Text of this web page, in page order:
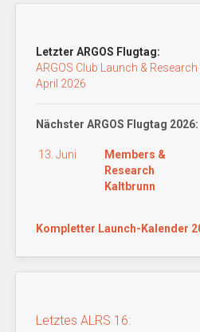
Letzter ARGOS Flugtag:
ARGOS Club Launch & Research
April 2026
Nächster ARGOS Flugtag 2026:
13. Juni
Members &
Research
Kaltbrunn
Kompletter Launch-Kalender
Letztes ALRS 16: